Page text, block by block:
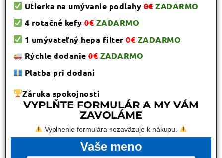
Utierka na umývanie podlahy0€ZADARMO
4 rotačné kefy0€ZADARMO
1 umývateľný hepa filter0€ZADARMO
Rýchle dodanie0€ZADARMO
Platba pri dodaní
Záruka spokojnosti
VYPLŇTE FORMULÁR A MY VÁM
ZAVOLÁME
Vyplnenie formulára nezaväzuje k nákupu.
Vaše meno